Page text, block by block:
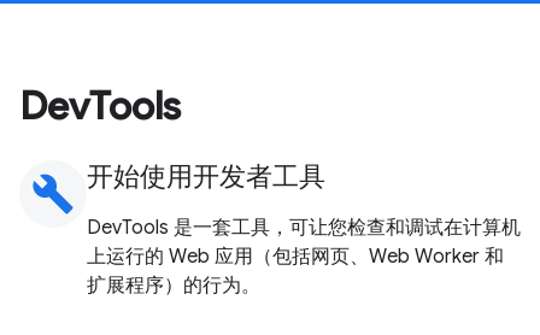
DevTools
build 开始使用开发者工具
DevTools 是一套工具，可让您检查和调试在计算机
上运行的 Web 应用（包括网页、Web Worker 和
扩展程序）的行为。